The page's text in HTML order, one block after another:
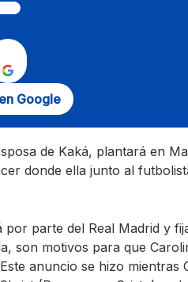
Google
de Kaká, plantará en
donde ella junto al
por parte del Real Madrid y
son motivos para que
anuncio se hizo mientras